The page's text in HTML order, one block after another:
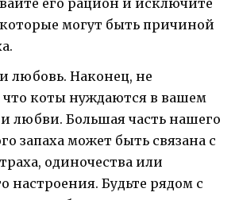
могут быть причиной
любовь. Наконец, не
что коты нуждаются в вашем
любви. Большая часть нашего
запаха может быть связана с
одиночества или
настроения. Будьте рядом с